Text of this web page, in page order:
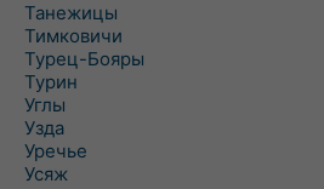
Танежицы
Тимковичи
Турец-Бояры
Турин
Углы
Узда
Уречье
Усяж